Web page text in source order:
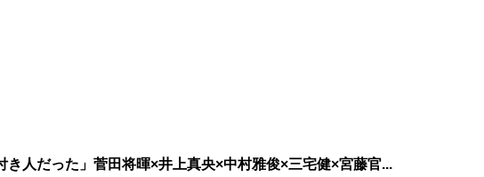
き人だった」菅田将暉×井上真央×中村雅俊×三宅健×宮藤官...